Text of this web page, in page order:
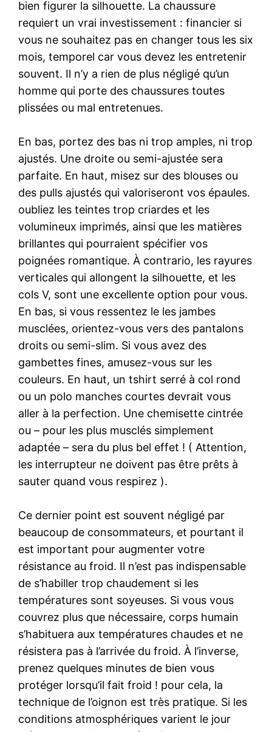
bien figurer la silhouette. La chaussure
requiert un vrai investissement : financier si
vous ne souhaitez pas en changer tous les six
mois, temporel car vous devez les entretenir
souvent. Il n’y a rien de plus négligé qu’un
homme qui porte des chaussures toutes
plissées ou mal entretenues.
En bas, portez des bas ni trop amples, ni trop
ajustés. Une droite ou semi-ajustée sera
parfaite. En haut, misez sur des blouses ou
des pulls ajustés qui valoriseront vos épaules.
oubliez les teintes trop criardes et les
volumineux imprimés, ainsi que les matières
brillantes qui pourraient spécifier vos
poignées romantique. À contrario, les rayures
verticales qui allongent la silhouette, et les
cols V, sont une excellente option pour vous.
En bas, si vous ressentez le les jambes
musclées, orientez-vous vers des pantalons
droits ou semi-slim. Si vous avez des
gambettes fines, amusez-vous sur les
couleurs. En haut, un tshirt serré à col rond
ou un polo manches courtes devrait vous
aller à la perfection. Une chemisette cintrée
ou – pour les plus musclés simplement
adaptée – sera du plus bel effet ! ( Attention,
les interrupteur ne doivent pas être prêts à
sauter quand vous respirez ).
Ce dernier point est souvent négligé par
beaucoup de consommateurs, et pourtant il
est important pour augmenter votre
résistance au froid. Il n’est pas indispensable
de s’habiller trop chaudement si les
températures sont soyeuses. Si vous vous
couvrez plus que nécessaire, corps humain
s’habituera aux températures chaudes et ne
résistera pas à l’arrivée du froid. À l’inverse,
prenez quelques minutes de bien vous
protéger lorsqu’il fait froid ! pour cela, la
technique de l’oignon est très pratique. Si les
conditions atmosphériques varient le jour